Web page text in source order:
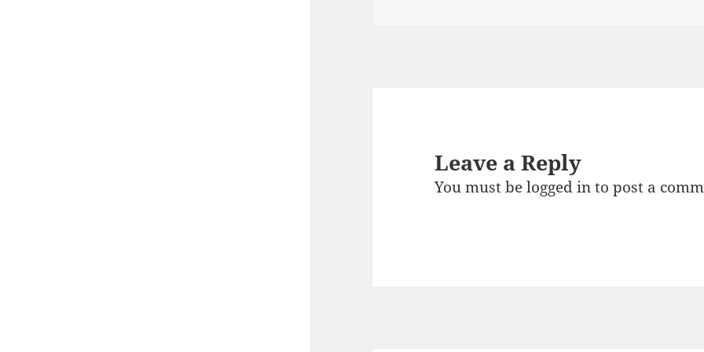
Leave a Reply
You must belogged into post a